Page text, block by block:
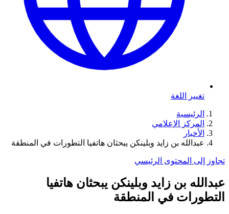
تغيير اللغة
الرئيسية
المركز الإعلامي
الأخبار
عبدالله بن زايد وبلينكن يبحثان هاتفيا التطورات في المنطقة
تجاوز إلى المحتوى الرئيسي
عبدالله بن زايد وبلينكن يبحثان هاتفيا
التطورات في المنطقة